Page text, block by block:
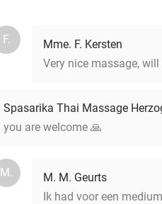
F.
Mme. F. Kersten
Very nice massage,
Spasarika Thai Massage
you are welcome 🙏
M.
M. M. Geurts
Ik had voor een